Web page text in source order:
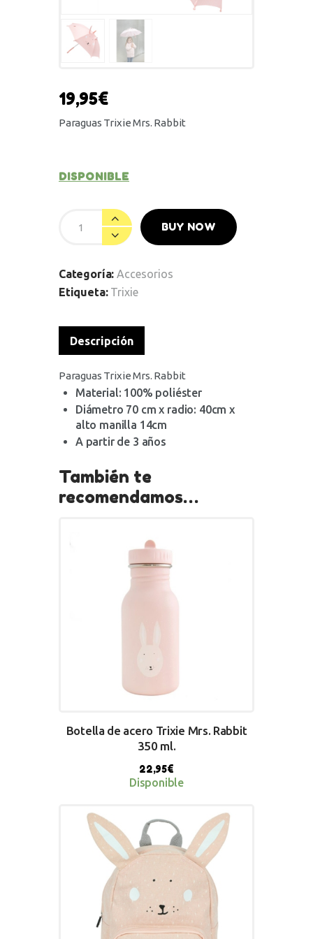
19,95€
Paraguas Trixie Mrs. Rabbit
DISPONIBLE
BUY NOW
Categoría:Accesorios
Etiqueta: Trixie
Descripción
Paraguas Trixie Mrs. Rabbit
Material: 100% poliéster
Diámetro 70 cm x radio: 40cm x
alto manilla 14cm
A partir de 3 años
También te
recomendamos…
Botella de acero Trixie Mrs. Rabbit
350 ml.
22,95€
Disponible